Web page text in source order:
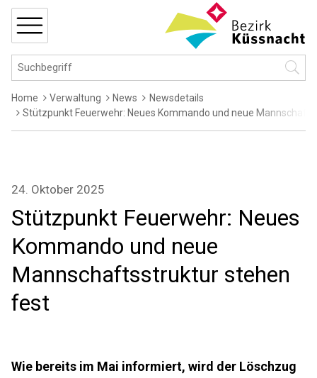
Navigieren in Küssnacht
Schnellnavigation
Hauptnavigation
Suchbegriff
Breadcrumb
Home Verwaltung News
Newsdetails
Stützpunkt Feuerwehr: Neues Kommando und neue
Stützpunkt Feuerwehr: Neues
Kommando und neue
Mannschaftsstruktur stehen
fest
24. Oktober 2025
Wie bereits im Mai informiert, wird der Löschzug